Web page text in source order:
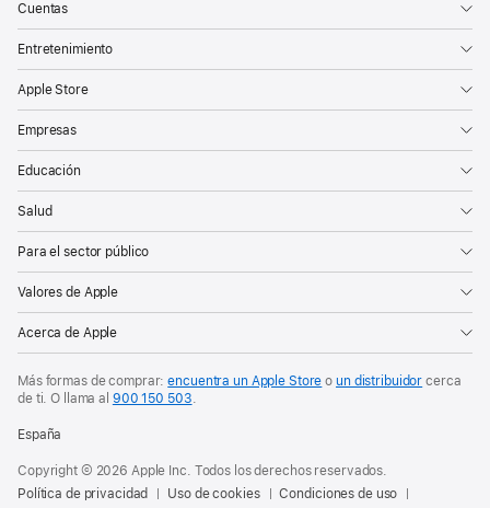
Cuentas
Entretenimiento
Apple Store
Empresas
Educación
Salud
Para el sector público
Valores de Apple
Acerca de Apple
Más formas de comprar:encuentra un Apple Store oun distribuidor cerca
de ti.O llama al 900 150 503.
España
Copyright © 2026 Apple Inc. Todos los derechos reservados.
Política de privacidad
Uso de cookies Condiciones de uso